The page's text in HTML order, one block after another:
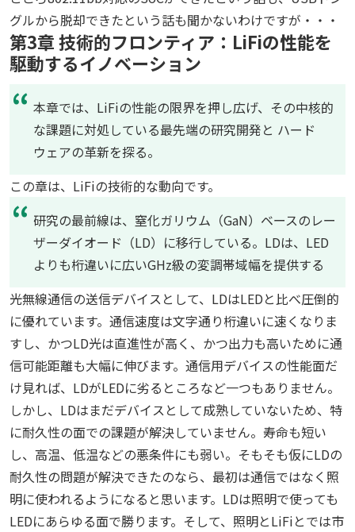
グルから脱却できたという話も聞かないわけですが・・・
第3章 技術的フロンティア：LiFiの性能を
駆動するイノベーション
本章では、LiFiの性能の限界を押し広げ、その中核的
な課題に対処している最先端の研究開発と ハード
ウェアの革新を探る。
この章は、LiFiの技術的な動向です。
研究の最前線は、窒化ガリウム（GaN）ベースのレー
ザーダイオード（LD）に移行している。LDは、LED
よりも桁違いに広いGHz級の変調帯域幅を提供する
光無線通信の送信デバイスとして、LDはLEDと比べ圧倒的
に優れています。通信速度は文字通り桁違いに速くなりま
すし、かつLD光は直進性が高く、かつ出力も高いために通
信可能距離も大幅に伸びます。通信用デバイスの性能面だ
け見れば、LDがLEDに劣るところなど一つもありません。
しかし、LDはまだデバイスとして成熟していないため、特
に耐久性の面での課題が解決していません。寿命も短い
し、高温、低温などの悪条件にも弱い。そもそも仮にLDの
耐久性の問題が解決できたのなら、最初は通信ではなく照
明に使われるようになると思います。LDは照明で使っても
LEDにあらゆる面で勝ります。そして、照明とLiFiとでは市